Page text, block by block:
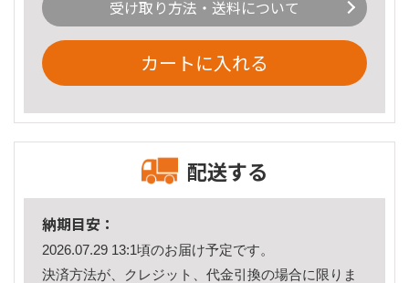
受け取り方法・送料について
カートに入れる
配送する
納期目安：
2026.07.29 13:1頃のお届け予定です。
決済方法が、クレジット、代金引換の場合に限りま